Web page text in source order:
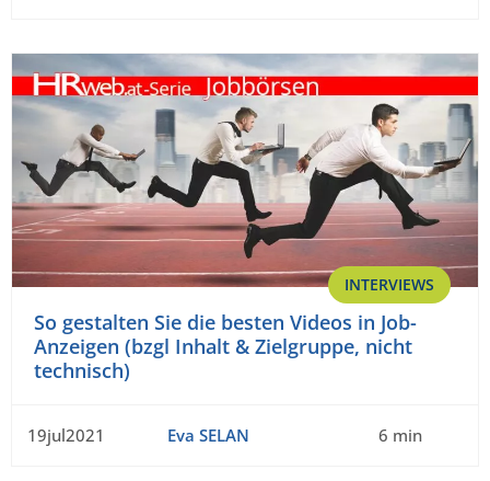
INTERVIEWS
So gestalten Sie die besten Videos in Job-
Anzeigen (bzgl Inhalt & Zielgruppe, nicht
technisch)
19jul2021 Eva SELAN 6 min